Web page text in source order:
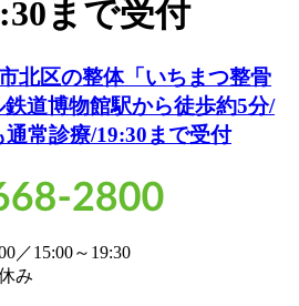
まで受付
／15:00～19:30
み